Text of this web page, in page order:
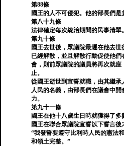
第88條
國王的人不可侵犯。他的部長們是
第八十九條
法律確定每次統治期間的民事清單。
第九十條
國王去世後，眾議院最遲在他去
已經解散，並且解散行動促使他
會，則前眾議院的議員將再次就
止。
從國王逝世到宣誓就職，由其繼
人民的名義，由部長們在議會中
力。
第九十一條
國王在他十八歲生日時就獲得了多
國王在聯合眾議院宣誓以下誓言後
“我發誓要遵守比利時人民的憲法
和領土完整。”